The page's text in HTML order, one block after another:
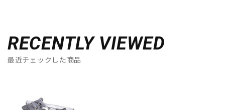
RECENTLY VIEWED
最近チェックした商品